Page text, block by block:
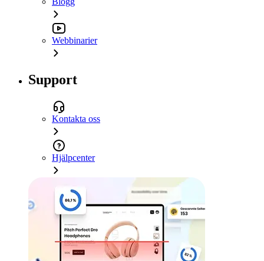
Webbinarier
Support
Kontakta oss
Hjälpcenter